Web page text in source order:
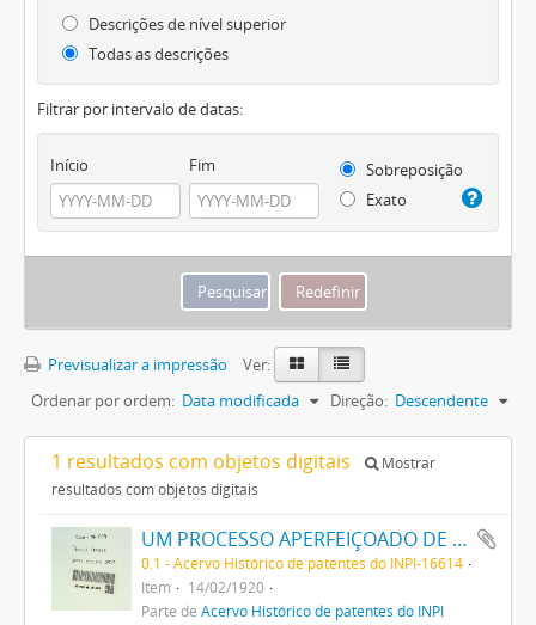
Descrições de nível superior
Todas as descrições
Filtrar por intervalo de datas:
Início Fim
Sobreposição
Exato
Previsualizar a impressão
Ver:
Ordenar por ordem: Data modificada Direção: Descendente
1 resultados com objetos digitais
Mostrar
resultados com objetos digitais
UM PROCESSO APERFEIÇOADO DE FABRICAÇÃO DE TINTAS PRETAS DE ENXOFRE
0.1 - Acervo Histórico de patentes do INPI-16614
Item
14/02/1920
Parte de Acervo Histórico de patentes do INPI